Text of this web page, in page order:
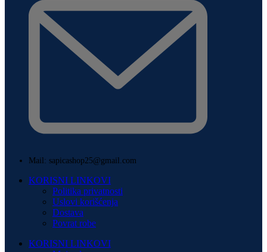
Mail: sapicashop25@gmail.com
KORISNI LINKOVI
Politika privatnosti
Uslovi korišćenja
Dostava
Povrat robe
KORISNI LINKOVI